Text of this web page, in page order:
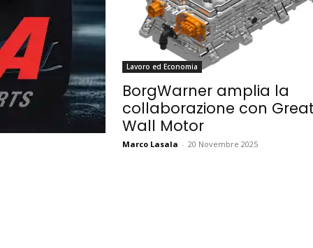
Lavoro ed Economia
BorgWarner amplia la
collaborazione con Great
Wall Motor
Marco Lasala - 20 Novembre 2025